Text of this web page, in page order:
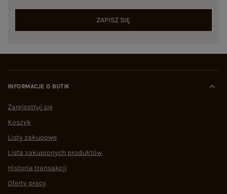
ZAPISZ SIĘ
INFORMACJE O BUTIK
Zarejestruj się
Koszyk
Listy zakupowe
Lista zakupionych produktów
Historia transakcji
Oferty pracy